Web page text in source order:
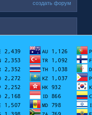
создать форум